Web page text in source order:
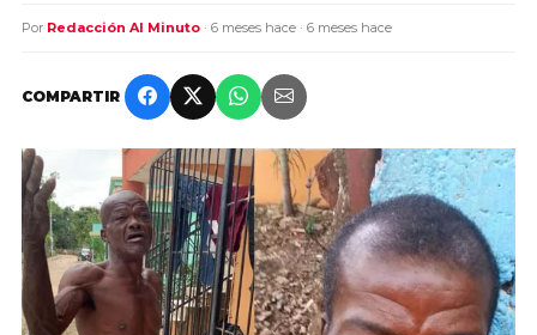
Por Redacción Al Minuto · 6 meses hace · 6 meses hace
COMPARTIR